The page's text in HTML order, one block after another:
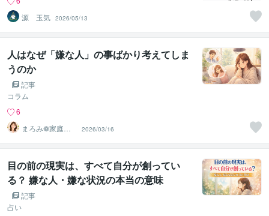
源 玉気 2026/05/13
人はなぜ「嫌な人」の事ばかり考えてしま
うのか
記事
コラム
6
まろみ❁家庭・
家族のピアカウ
ンセラー
2026/03/16
目の前の現実は、すべて自分が創ってい
る？ 嫌な人・嫌な状況の本当の意味
記事
占い